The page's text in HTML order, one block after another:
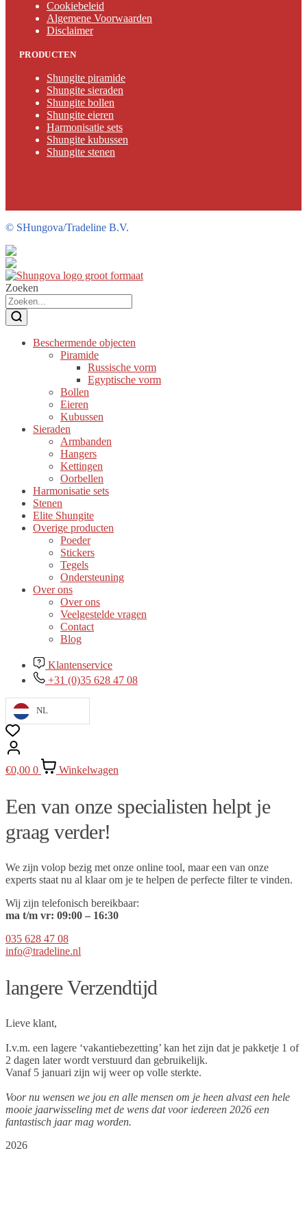
Cookiebeleid
Algemene Voorwaarden
Disclaimer
PRODUCTEN
Shungite piramide
Shungite sieraden
Shungite bollen
Shungite eieren
Harmonisatie sets
Shungite kubussen
Shungite stenen
© SHungova/Tradeline B.V.
Zoeken
Beschermende objecten
Piramide
Russische vorm
Egyptische vorm
Bollen
Eieren
Kubussen
Sieraden
Armbanden
Hangers
Kettingen
Oorbellen
Harmonisatie sets
Stenen
Elite Shungite
Overige producten
Poeder
Stickers
Tegels
Ondersteuning
Over ons
Over ons
Veelgestelde vragen
Contact
Blog
Klantenservice
+31 (0)35 628 47 08
NL
€0,00 0 Winkelwagen
Een van onze specialisten helpt je
graag verder!
We zijn volop bezig met onze online tool, maar een van onze
experts staat nu al klaar om je te helpen de perfecte filter te vinden.
Wij zijn telefonisch bereikbaar:
ma t/m vr: 09:00 – 16:30
035 628 47 08
info@tradeline.nl
langere Verzendtijd
Lieve klant,
I.v.m. een lagere ‘vakantiebezetting’ kan het zijn dat je pakketje 1 of
2 dagen later wordt verstuurd dan gebruikelijk.
Vanaf 5 januari zijn wij weer op volle sterkte.
Voor nu wensen we jou en alle mensen om je heen alvast een hele
mooie jaarwisseling met de wens dat voor iedereen 2026 een
fantastisch jaar mag worden.
2026